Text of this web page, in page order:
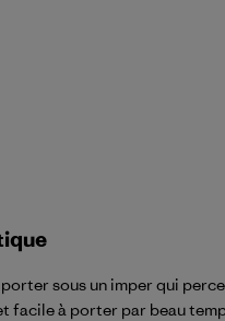
sous un imper qui
facile à porter par beau